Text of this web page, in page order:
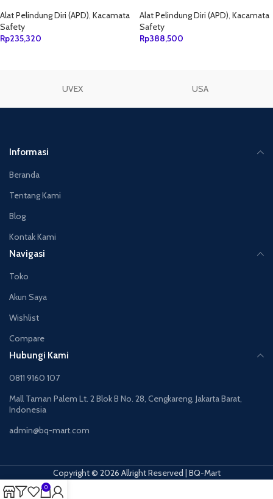
Alat Pelindung Diri (APD), Kacamata
Safety
Rp235,320
Alat Pelindung Diri (APD), Kacamata
Safety
Rp388,500
UVEX USA
Informasi
Beranda
Tentang Kami
Blog
Kontak Kami
Navigasi
Toko
Akun Saya
Wishlist
Compare
Hubungi Kami
0811 9160 107
Mall Taman Palem Lt. 2 Blok B No. 28, Cengkareng, Jakarta Barat,
Indonesia
admin@bq-mart.com
Copyright © 2026 Allright Reserved | BQ-Mart
0